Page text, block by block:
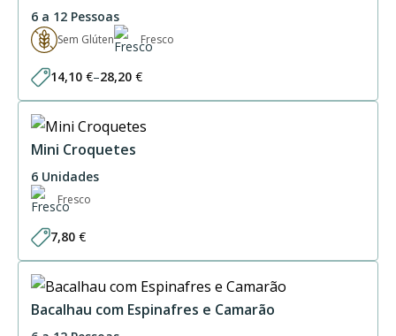
6 a 12 Pessoas
Sem Glúten Fresco
14,10 €–28,20 €
Price
range:
through
28,20 €
Mini Croquetes
6 Unidades
Fresco
7,80 €
Bacalhau com Espinafres e Camarão